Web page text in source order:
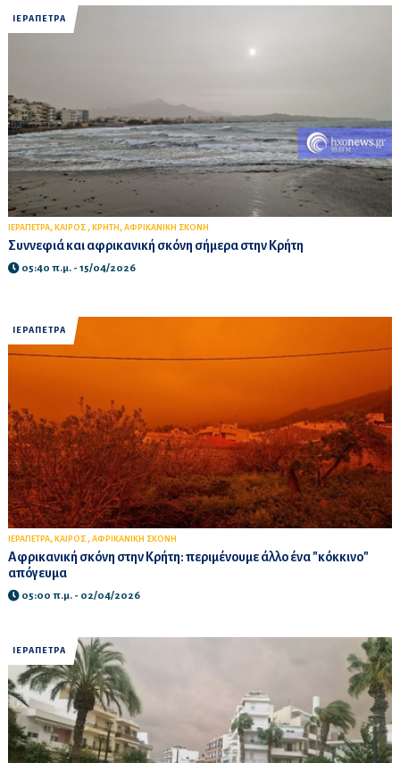
ΙΕΡΑΠΕΤΡΑ
ΙΕΡΑΠΕΤΡΑ, ΚΑΙΡΟΣ , ΚΡΗΤΗ , ΑΦΡΙΚΑΝΙΚΗ ΣΚΟΝΗ
Συννεφιά και αφρικανική σκόνη σήμερα στην Κρήτη
05:40 π.μ. - 15/04/2026
ΙΕΡΑΠΕΤΡΑ
ΙΕΡΑΠΕΤΡΑ, ΚΑΙΡΟΣ , ΑΦΡΙΚΑΝΙΚΗ ΣΚΟΝΗ
Αφρικανική σκόνη στην Κρήτη: περιμένουμε άλλο ένα "κόκκινο"
απόγευμα
05:00 π.μ. - 02/04/2026
ΙΕΡΑΠΕΤΡΑ